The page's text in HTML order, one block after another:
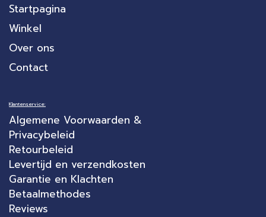
Startpagina
Winkel
Over ons
Contact
Klantenservice:
Algemene Voorwaarden &
Privacybeleid
Retourbeleid
Levertijd en verzendkosten
Garantie en Klachten
Betaalmethodes
Reviews